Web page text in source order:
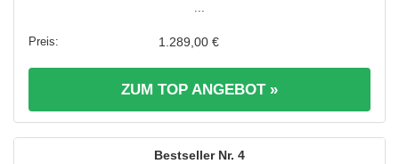
...
1.289,00 €
ZUM TOP ANGEBOT »
4